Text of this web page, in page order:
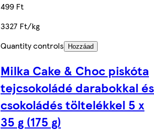
499 Ft
3327 Ft/kg
Quantity controls
Hozzáad
Milka Cake & Choc piskóta
tejcsokoládé darabokkal és
csokoládés töltelékkel 5 x
35 g (175 g)